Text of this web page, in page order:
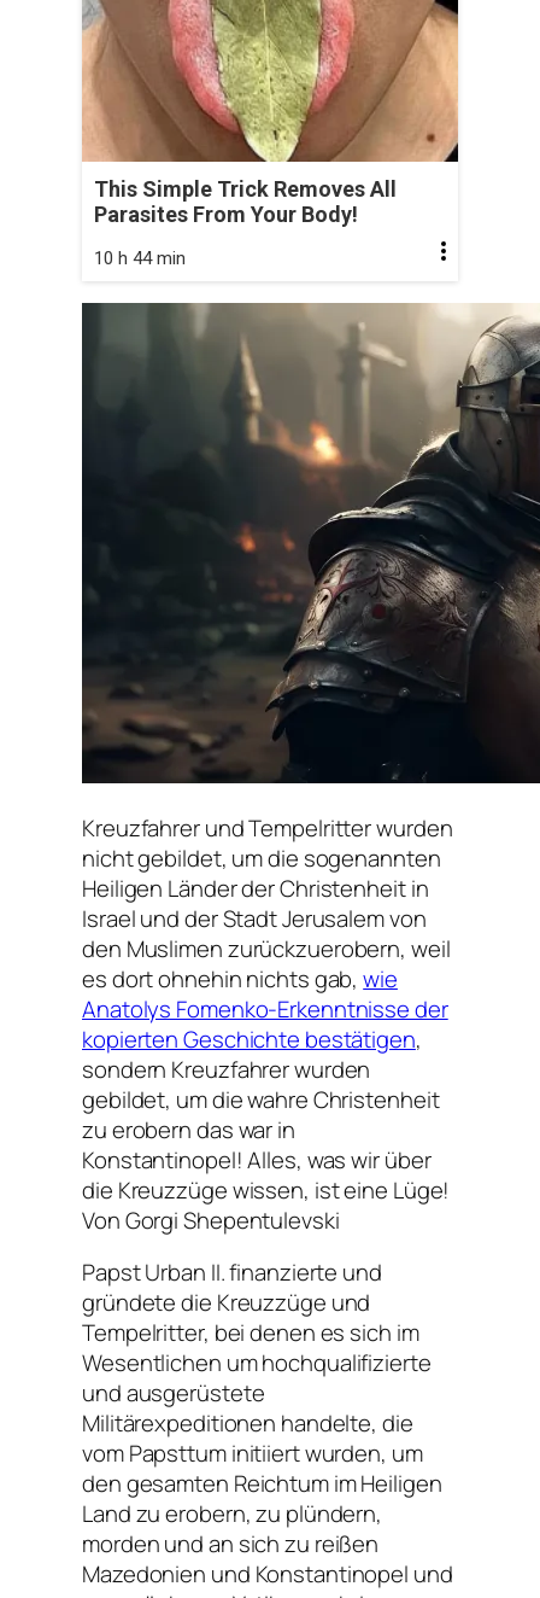
This Simple Trick Removes All
Parasites From Your Body!
10 h 44 min
Kreuzfahrer und Tempelritter wurden
nicht gebildet, um die sogenannten
Heiligen Länder der Christenheit in
Israel und der Stadt Jerusalem von
den Muslimen zurückzuerobern, weil
es dort ohnehin nichts gab,wie
Anatolys Fomenko-Erkenntnisse der
kopierten Geschichte bestätigen,
sondern Kreuzfahrer wurden
gebildet, um die wahre Christenheit
zu erobern das war in
Konstantinopel! Alles, was wir über
die Kreuzzüge wissen, ist eine Lüge!
Von Gorgi Shepentulevski
Papst Urban II. finanzierte und
gründete die Kreuzzüge und
Tempelritter, bei denen es sich im
Wesentlichen um hochqualifizierte
und ausgerüstete
Militärexpeditionen handelte, die
vom Papsttum initiiert wurden, um
den gesamten Reichtum im Heiligen
Land zu erobern, zu plündern,
morden und an sich zu reißen
Mazedonien und Konstantinopel und